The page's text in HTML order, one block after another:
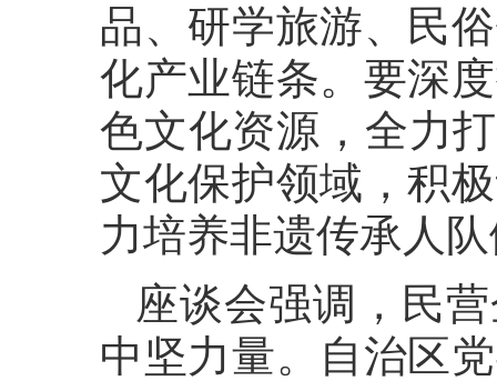
品、研学旅游、民
化产业链条。要深
色文化资源，全力
文化保护领域，积
力培养非遗传承人
座谈会强调，民
中坚力量。自治区